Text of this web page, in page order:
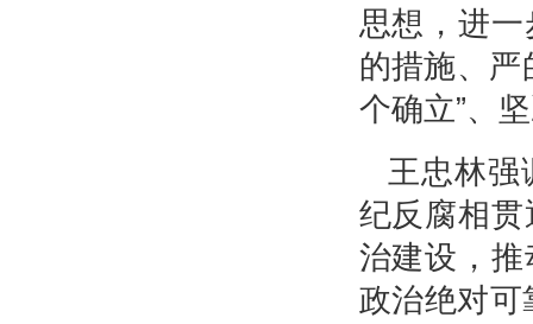
思想，进
的措施、严
个确立”、
王忠林强
纪反腐相
治建设，
政治绝对